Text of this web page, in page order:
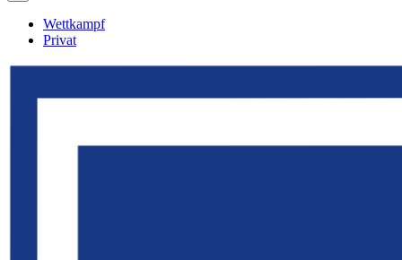
Wettkampf
Privat